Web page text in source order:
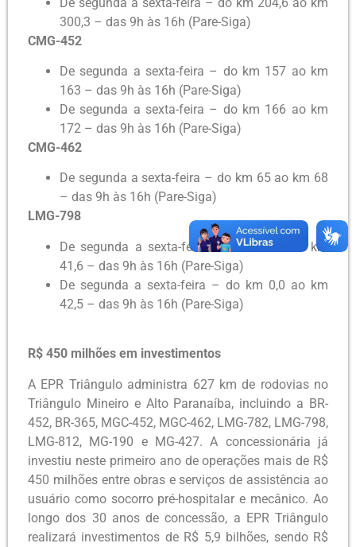
300,3 – das 9h às 16h (Pare-Siga)
CMG-452
De segunda a sexta-feira – do km 157 ao km
163 – das 9h às 16h (Pare-Siga)
De segunda a sexta-feira – do km 166 ao km
172 – das 9h às 16h (Pare-Siga)
CMG-462
De segunda a sexta-feira – do km 65 ao km 68
– das 9h às 16h (Pare-Siga)
LMG-798
De segunda a sexta-feira – do km 10 ao km
41,6 – das 9h às 16h (Pare-Siga)
De segunda a sexta-feira – do km 0,0 ao km
42,5 – das 9h às 16h (Pare-Siga)
R$ 450 milhões em investimentos
A EPR Triângulo administra 627 km de rodovias no
Triângulo Mineiro e Alto Paranaíba, incluindo a BR-
452, BR-365, MGC-452, MGC-462, LMG-782, LMG-798,
LMG-812, MG-190 e MG-427. A concessionária já
investiu neste primeiro ano de operações mais de R$
450 milhões entre obras e serviços de assistência ao
usuário como socorro pré-hospitalar e mecânico. Ao
longo dos 30 anos de concessão, a EPR Triângulo
realizará investimentos de R$ 5,9 bilhões, sendo R$